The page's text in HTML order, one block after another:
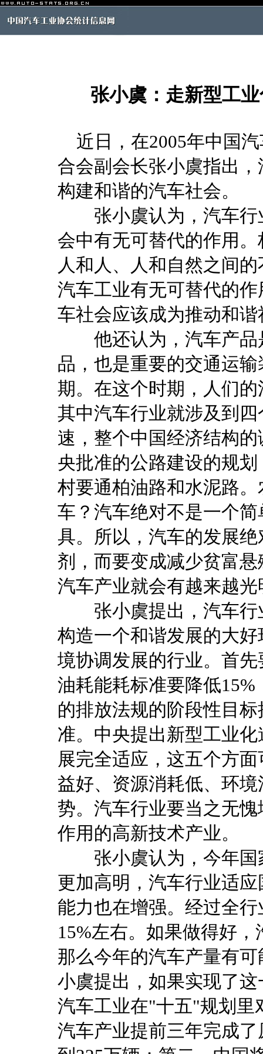
张小虞：走新型工
近日，在2005年中国
合会副会长张小虞指出
构建和谐的汽车社会。
张小虞认为，汽车行
会中有无可替代的作用
人和人、人和自然之间
汽车工业有无可替代的
车社会应该成为推动和
他还认为，汽车产品
品，也是重要的交通运
期。在这个时期，人们
其中汽车行业就涉及到
速，整个中国经济结构
央批准的公路建设的规
村要通柏油路和水泥路
车？汽车绝对不是一个
具。所以，汽车的发展
剂，而要变成减少贫富
汽车产业就会有越来越
张小虞提出，汽车行
构造一个和谐发展的大
境协调发展的行业。首
油耗能耗标准要降低
的排放法规的阶段性目
准。中央提出新型工业
展完全适应，这五个方
益好、资源消耗低、环
势。汽车行业要当之无
作用的高新技术产业。
张小虞认为，今年国
更加高明，汽车行业适
能力也在增强。经过全
15%左右。如果做得好
那么今年的汽车产量有
小虞提出，如果实现了
汽车工业在"十五"规划里
汽车产业提前三年完成